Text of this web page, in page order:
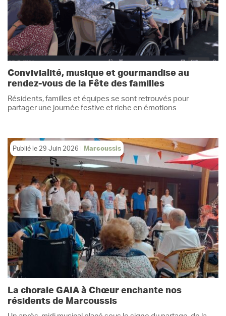
Convivialité, musique et gourmandise au
rendez-vous de la Fête des familles
Résidents, familles et équipes se sont retrouvés pour
partager une journée festive et riche en émotions
Publié le 29 Juin 2026 Marcoussis
La chorale GAIA à Chœur enchante nos
résidents de Marcoussis